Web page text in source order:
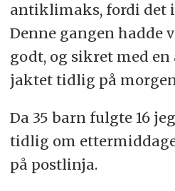
antiklimaks, fordi det
Denne gangen hadde
godt, og sikret med
jaktet tidlig på
Da 35 barn fulgte 16
tidlig om
på postlinja.